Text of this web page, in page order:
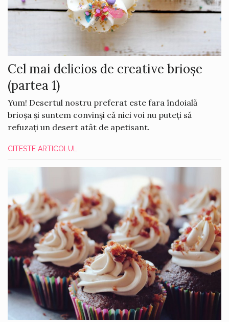
Cel mai delicios de creative brioșe
(partea 1)
Yum! Desertul nostru preferat este fara îndoială
brioșa și suntem convinși că nici voi nu puteți să
refuzați un desert atât de apetisant.
CITESTE ARTICOLUL